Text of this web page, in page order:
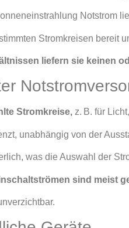
Notstrom
Stromkreisen bereit
liefern sie keinen
Stromkreise, z. B. für
unabhängig von der
was die Auswahl der
sind meist